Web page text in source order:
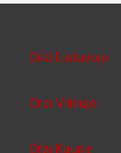
Orai Lietuvoje
Orai Vilniuje
Orai Kaune